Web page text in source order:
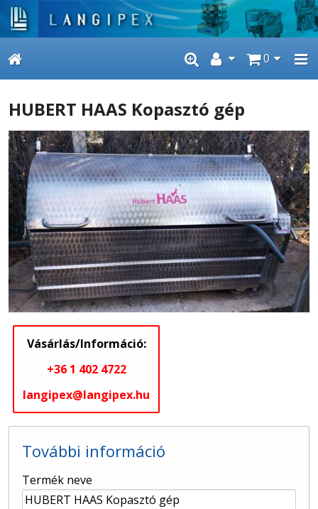
0
HUBERT HAAS Kopasztó gép
Vásárlás/Információ:
+36 1 402 4722
langipex@langipex.hu
További információ
Termék neve